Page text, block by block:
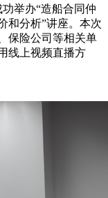
举办“造船合同仲
和分析”讲座。本次
保险公司等相关单
线上视频直播方